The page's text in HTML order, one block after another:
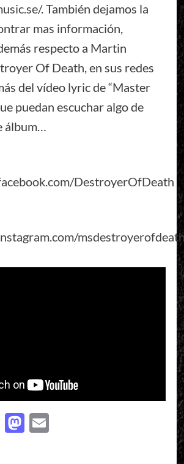
. También dejamos la
mas información,
respecto a Martin
Of Death, en sus redes
del vídeo lyric de “Master
puedan escuchar algo de
álbum…
DestroyerOfDeath
X Mastodon
Email